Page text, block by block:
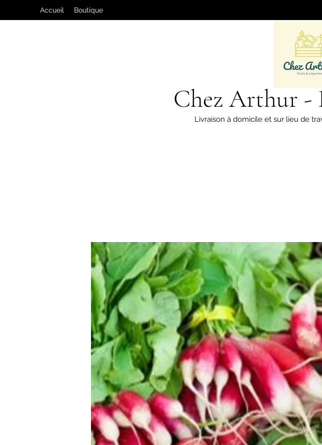
Accueil Boutique
Chez Arthur -
Livraison à domicile et sur lieu de